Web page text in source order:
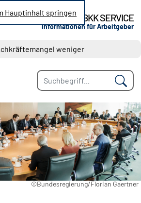
Hauptinhalt springen BKK SERVICE
Informationen für Arbeitgeber
zu den Themenweniger
Urlaubszuschuss:
Tarifbindung im Niedriglohnsektor
Ab 2027 drei
Grenzen maßgebend
im Job ist gestiegen
©Bundesregierung/Florian Gaertner